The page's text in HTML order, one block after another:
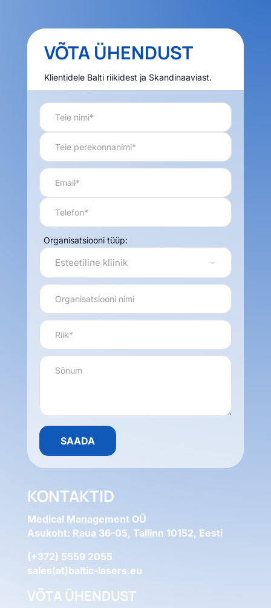
VÕTA ÜHENDUST
Klientidele Balti riikidest ja Skandinaaviast.
Organisatsiooni tüüp:
KONTAKTID
Medical Management OÜ
Asukoht: Raua 36-05, Tallinn 10152, Eesti
(+372) 5559 2055
sales(at)baltic-lasers.eu
VÕTA ÜHENDUST